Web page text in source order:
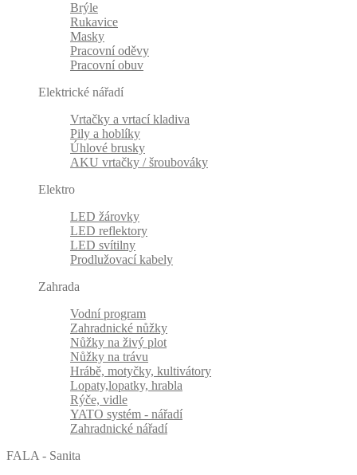
Brýle
Rukavice
Masky
Pracovní oděvy
Pracovní obuv
Elektrické nářadí
Vrtačky a vrtací kladiva
Pily a hoblíky
Úhlové brusky
AKU vrtačky / šroubováky
Elektro
LED žárovky
LED reflektory
LED svítilny
Prodlužovací kabely
Zahrada
Vodní program
Zahradnické nůžky
Nůžky na živý plot
Nůžky na trávu
Hrábě, motyčky, kultivátory
Lopaty,lopatky, hrabla
Rýče, vidle
YATO systém - nářadí
Zahradnické nářadí
FALA - Sanita